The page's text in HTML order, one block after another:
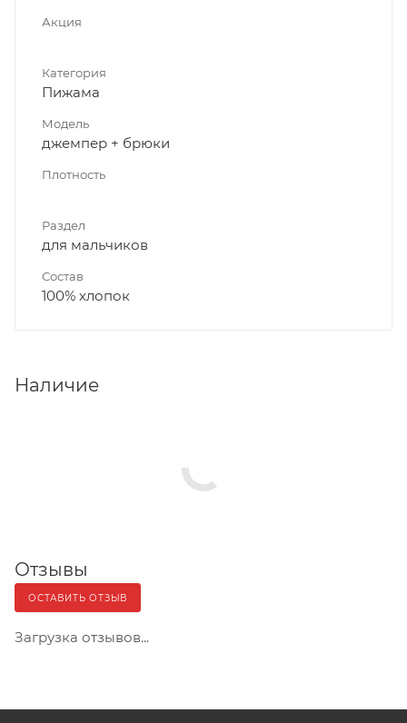
Акция
Категория
Пижама
Модель
джемпер + брюки
Плотность
Раздел
для мальчиков
Состав
100% хлопок
Наличие
Отзывы
ОСТАВИТЬ ОТЗЫВ
Загрузка отзывов...